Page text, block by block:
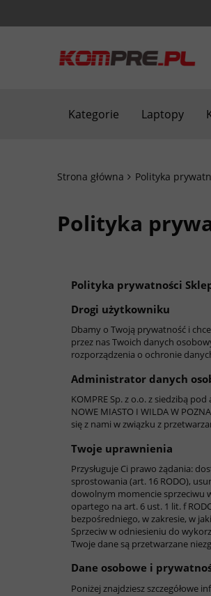
Kategorie Laptopy
Strona główna Polityka
Polityka
Polityka prywatności
Drogi użytkowniku
Dbamy o Twoją prywatność i
przez nas Twoich danych
rozporządzenia o ochronie
Administrator danych
KOMPRE Sp. z o.o. z siedzibą
NOWE MIASTO I WILDA W
się z nami w związku z
Twoje uprawnienia
Przysługuje Ci prawo żądania:
sprostowania (art. 16 RODO),
dowolnym momencie sprzeciwu
opartego na art. 6 ust. 1 lit. f
bezpośredniego, w zakresie, w
Sprzeciw w odniesieniu do
Twoje dane są przetwarzane
Dane osobowe i
Poniżej znajdziesz szczegółowe